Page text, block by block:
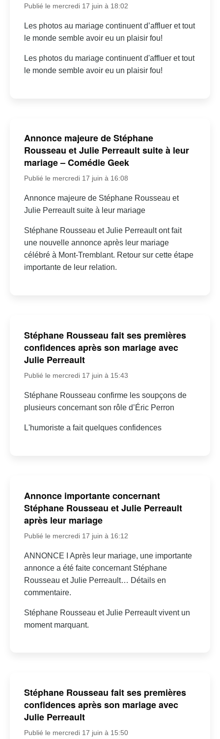
Publié le mercredi 17 juin à 18:02
Les photos au mariage continuent d’affluer et tout
le monde semble avoir eu un plaisir fou!
Les photos du mariage continuent d'affluer et tout
le monde semble avoir eu un plaisir fou!
Annonce majeure de Stéphane
Rousseau et Julie Perreault suite à leur
mariage – Comédie Geek
Publié le mercredi 17 juin à 16:08
Annonce majeure de Stéphane Rousseau et
Julie Perreault suite à leur mariage
Stéphane Rousseau et Julie Perreault ont fait
une nouvelle annonce après leur mariage
célébré à Mont-Tremblant. Retour sur cette étape
importante de leur relation.
Stéphane Rousseau fait ses premières
confidences après son mariage avec
Julie Perreault
Publié le mercredi 17 juin à 15:43
Stéphane Rousseau confirme les soupçons de
plusieurs concernant son rôle d’Éric Perron
L'humoriste a fait quelques confidences
Annonce importante concernant
Stéphane Rousseau et Julie Perreault
après leur mariage
Publié le mercredi 17 juin à 16:12
ANNONCE I Après leur mariage, une importante
annonce a été faite concernant Stéphane
Rousseau et Julie Perreault… Détails en
commentaire.
Stéphane Rousseau et Julie Perreault vivent un
moment marquant.
Stéphane Rousseau fait ses premières
confidences après son mariage avec
Julie Perreault
Publié le mercredi 17 juin à 15:50